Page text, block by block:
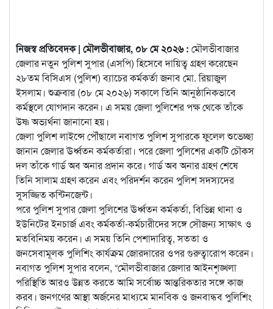
নিজস্ব প্রতিবেদক | মৌলভীবাজার, ০৮ মে ২০২৬ : মৌলভীবাজার
জেলার নতুন পুলিশ সুপার (এসপি) হিসেবে দায়িত্ব গ্রহণ করেছেন
২৮তম বিসিএস (পুলিশ) ব্যাচের কর্মকর্তা জনাব মো. রিয়াজুল
ইসলাম। শুক্রবার (০৮ মে ২০২৬) সকালে তিনি আনুষ্ঠানিকভাবে
কর্মস্থলে যোগদান করেন। এ সময় জেলা পুলিশের পক্ষ থেকে তাঁকে
উষ্ণ অভ্যর্থনা জানানো হয়।
জেলা পুলিশ লাইন্সে পৌঁছালে নবাগত পুলিশ সুপারকে ফুলেল শুভেচ্ছা
জানান জেলার ঊর্ধ্বতন কর্মকর্তারা। পরে জেলা পুলিশের একটি চৌকস
দল তাঁকে গার্ড অব অনার প্রদান করে। গার্ড অব অনার গ্রহণ শেষে
তিনি সালাম গ্রহণ করেন এবং পরিদর্শন করেন পুলিশ সদস্যদের
সুসজ্জিত কন্টিনজেন্ট।
পরে পুলিশ সুপার জেলা পুলিশের ঊর্ধ্বতন কর্মকর্তা, বিভিন্ন থানা ও
ইউনিটের ইনচার্জ এবং কর্মকর্তা-কর্মচারীদের সঙ্গে সৌজন্য সাক্ষাৎ ও
মতবিনিময় করেন। এ সময় তিনি পেশাদারিত্ব, সততা ও
জনসেবামূলক পুলিশিং কার্যক্রম জোরদারের ওপর গুরুত্বারোপ করেন।
নবাগত পুলিশ সুপার বলেন, “মৌলভীবাজার জেলার আইনশৃঙ্খলা
পরিস্থিতি আরও উন্নত করতে আমি সর্বোচ্চ আন্তরিকতার সঙ্গে কাজ
করব। জনগণের আস্থা অর্জনের মাধ্যমে মানবিক ও জনবান্ধব পুলিশিং